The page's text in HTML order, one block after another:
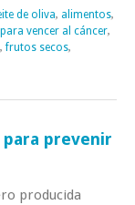
de oliva, alimentos,
vencer al cáncer,
,frutos secos,
para prevenir
producida